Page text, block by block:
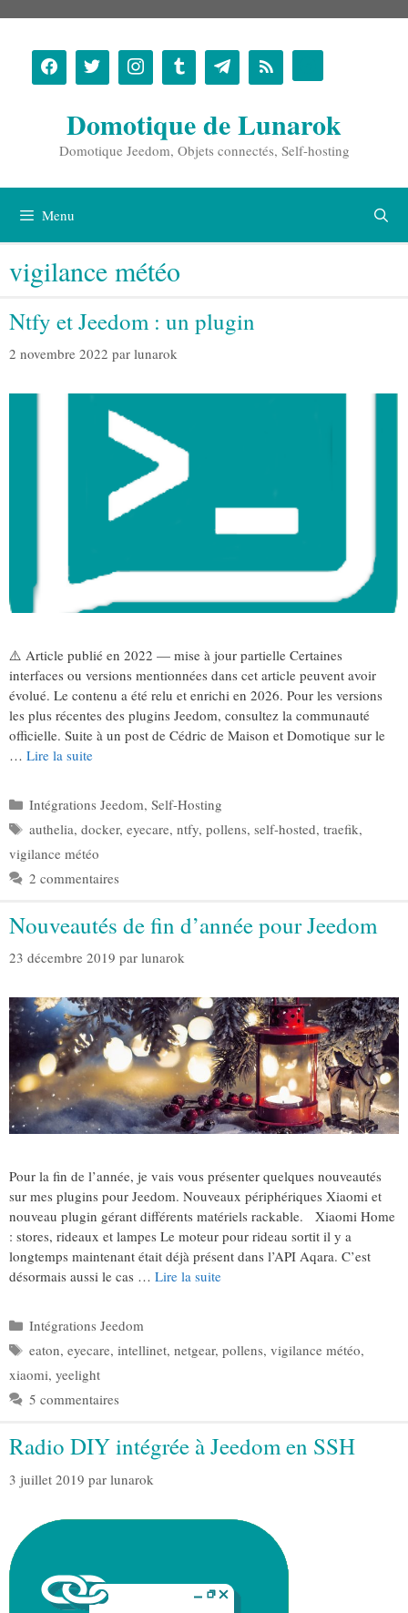
contenu
Domotique de Lunarok
Domotique Jeedom, Objets connectés, Self-hosting
Menu
vigilance météo
Ntfy et Jeedom : un plugin
2 novembre 2022 par lunarok
⚠️ Article publié en 2022 — mise à jour partielle Certaines
interfaces ou versions mentionnées dans cet article peuvent avoir
évolué. Le contenu a été relu et enrichi en 2026. Pour les versions
les plus récentes des plugins Jeedom, consultez la communauté
officielle. Suite à un post de Cédric de Maison et Domotique sur le
… Lire la suite
Catégories
Intégrations Jeedom, Self-Hosting
Étiquettes
authelia, docker, eyecare, ntfy, pollens, self-hosted, traefik,
vigilance météo
2 commentaires
Nouveautés de fin d’année pour Jeedom
23 décembre 2019 par lunarok
Pour la fin de l’année, je vais vous présenter quelques nouveautés
sur mes plugins pour Jeedom. Nouveaux périphériques Xiaomi et
nouveau plugin gérant différents matériels rackable. Xiaomi Home
: stores, rideaux et lampes Le moteur pour rideau sortit il y a
longtemps maintenant était déjà présent dans l’API Aqara. C’est
désormais aussi le cas … Lire la suite
Catégories
Intégrations Jeedom
Étiquettes
eaton, eyecare, intellinet, netgear, pollens, vigilance météo,
xiaomi, yeelight
5 commentaires
Radio DIY intégrée à Jeedom en SSH
3 juillet 2019 par lunarok